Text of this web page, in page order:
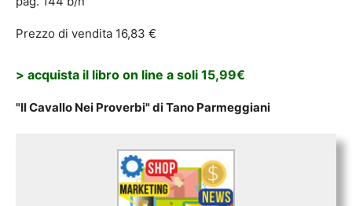
Prezzo di vendita 16,83 €
> acquista il libro on line a soli 15,99€
"Il Cavallo Nei Proverbi" di Tano Parmeggiani